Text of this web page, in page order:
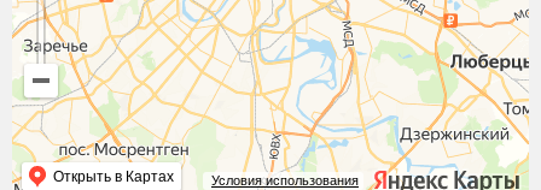
Условия использования
Открыть в Картах